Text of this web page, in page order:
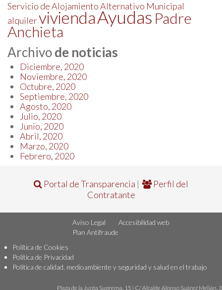
Servicio de Alojamiento Alternativo Municipal
alquilerviviendaAyudas Padre
Anchieta
Archivode noticias
Diciembre, 2020
Noviembre, 2020
Octubre, 2020
Septiembre, 2020
Agosto, 2020
Julio, 2020
Junio, 2020
Abril, 2020
Marzo, 2020
Febrero, 2020
Portal de Transparencia |
Perfil del
Contratante
Aviso Legal
Accesibilidad web
Plan Antifraude
Política de Cookies
Política de Privacidad
Política de calidad, medioambiente y seguridad y salud en el trabajo
Plaza de la Junta Suprema, 15 | C/ Alcalde Alonso Suárez Melián, 3